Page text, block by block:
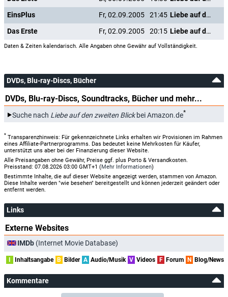
EinsPlus
Fr, 02.09.2005 21:45
Liebe auf den zweiten Blick
Das Erste
Fr, 02.09.2005 20:15 Liebe auf den zweiten Blick
Daten & Zeiten kalendarisch. Alle Angaben ohne Gewähr auf Vollständigkeit.
DVDs, Blu-ray-Discs, Bücher
DVDs, Blu-ray-Discs, Soundtracks, Bücher und mehr...
Suche nach Liebe auf den zweiten Blickbei Amazon.de*
* Transparenzhinweis: Für gekennzeichnete Links erhalten wir Provisionen im Rahmen
eines Affiliate-Partnerprogramms. Das bedeutet keine Mehrkosten für Käufer,
unterstützt uns aber bei der Finanzierung dieser Website.
Alle Preisangaben ohne Gewähr, Preise ggf. plus Porto & Versandkosten.
Preisstand: 07.08.2026 03:00 GMT+1 (Mehr Informationen)
Bestimmte Inhalte, die auf dieser Website angezeigt werden, stammen von Amazon.
Diese Inhalte werden "wie besehen" bereitgestellt und können jederzeit geändert oder
entfernt werden.
Links
Externe Websites
IMDb (Internet Movie Database)
I Inhaltsangabe B Bilder A Audio/Musik V Videos F Forum N Blog/News
Kommentare